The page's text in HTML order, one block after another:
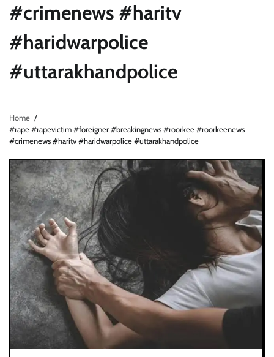
#crimenews #haritv
#haridwarpolice
#uttarakhandpolice
Home
#rape #rapevictim #foreigner #breakingnews #roorkee #roorkeenews
#crimenews #haritv #haridwarpolice #uttarakhandpolice